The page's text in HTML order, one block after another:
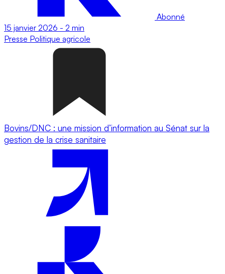
Abonné
15 janvier 2026 - 2 min
Presse Politique agricole
Bovins/DNC : une mission d’information au Sénat sur la
gestion de la crise sanitaire